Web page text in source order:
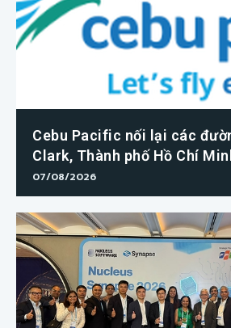
Cebu Pacific nối lại các
Clark, Thành phố Hồ Chí
07/08/2026